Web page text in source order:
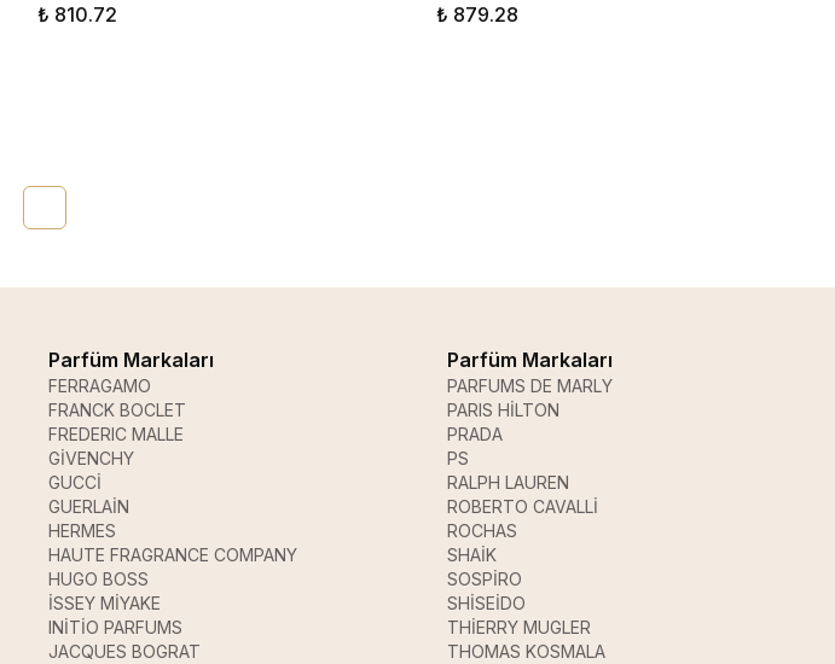
₺ 810.72 ₺ 879.28
Parfüm Markaları
FERRAGAMO
FRANCK BOCLET
FREDERIC MALLE
GİVENCHY
GUCCİ
GUERLAİN
HERMES
HAUTE FRAGRANCE COMPANY
HUGO BOSS
İSSEY MİYAKE
INİTİO PARFUMS
JACQUES BOGRAT
Parfüm Markaları
PARFUMS DE MARLY
PARIS HİLTON
PRADA
PS
RALPH LAUREN
ROBERTO CAVALLİ
ROCHAS
SHAİK
SOSPİRO
SHİSEİDO
THİERRY MUGLER
THOMAS KOSMALA